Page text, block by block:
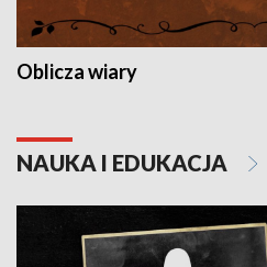
Oblicza wiary
NAUKA I EDUKACJA